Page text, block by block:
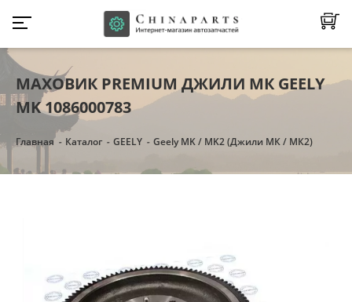
МАХОВИК PREMIUM ДЖИЛИ МК GEELY
MK 1086000783
Главная Каталог GEELY Geely MK / MK2 (Джили МК / МК2)